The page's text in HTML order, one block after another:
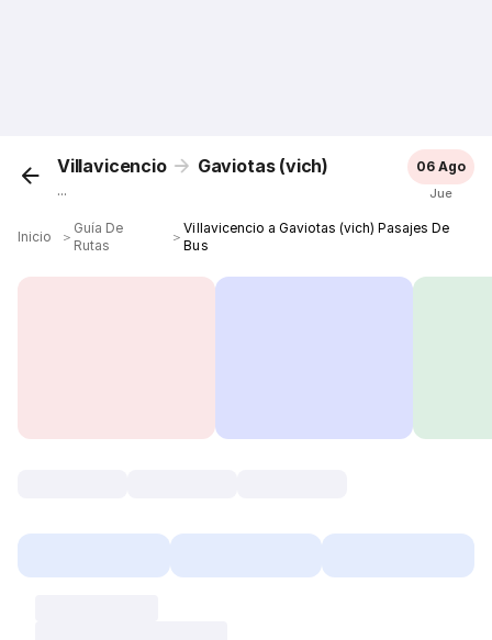
Villavicencio Gaviotas (vich)
...
06 Ago
Jue
Inicio ＞
Guía De
Rutas
＞
Villavicencio a Gaviotas (vich) Pasajes De
Bus